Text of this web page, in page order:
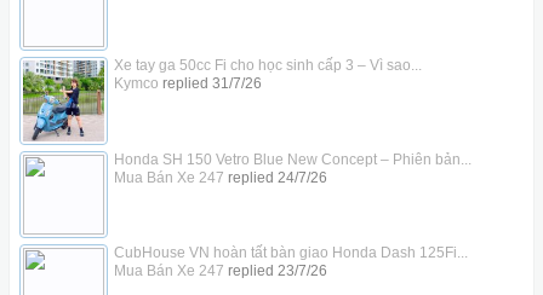
Xe tay ga 50cc Fi cho học sinh cấp 3 – Vì sao...
Kymco replied 31/7/26
Honda SH 150 Vetro Blue New Concept – Phiên bản...
Mua Bán Xe 247 replied 24/7/26
CubHouse VN hoàn tất bàn giao Honda Dash 125Fi...
Mua Bán Xe 247 replied 23/7/26